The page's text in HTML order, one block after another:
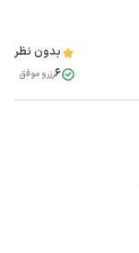
بدون نظر
6رزرو موفق